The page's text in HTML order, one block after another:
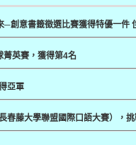
創意書籤徵選比賽獲得特優一件
菁英賽，獲得第4名
亞軍
春藤大學聯盟國際口語大賽），